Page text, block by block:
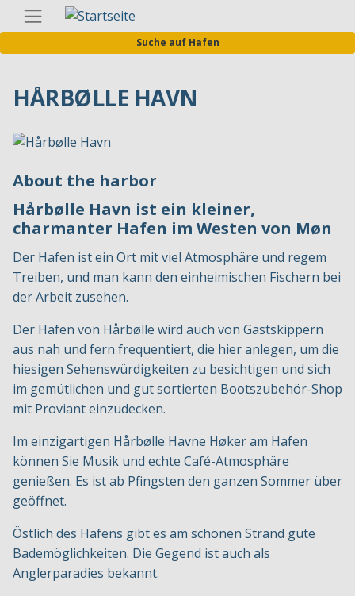
Direkt
zum
Inhalt
Suche auf Hafen
HÅRBØLLE HAVN
About the harbor
Hårbølle Havn ist ein kleiner,
charmanter Hafen im Westen von Møn
Der Hafen ist ein Ort mit viel Atmosphäre und regem
Treiben, und man kann den einheimischen Fischern bei
der Arbeit zusehen.
Der Hafen von Hårbølle wird auch von Gastskippern
aus nah und fern frequentiert, die hier anlegen, um die
hiesigen Sehenswürdigkeiten zu besichtigen und sich
im gemütlichen und gut sortierten Bootszubehör-Shop
mit Proviant einzudecken.
Im einzigartigen Hårbølle Havne Høker am Hafen
können Sie Musik und echte Café-Atmosphäre
genießen. Es ist ab Pfingsten den ganzen Sommer über
geöffnet.
Östlich des Hafens gibt es am schönen Strand gute
Bademöglichkeiten. Die Gegend ist auch als
Anglerparadies bekannt.